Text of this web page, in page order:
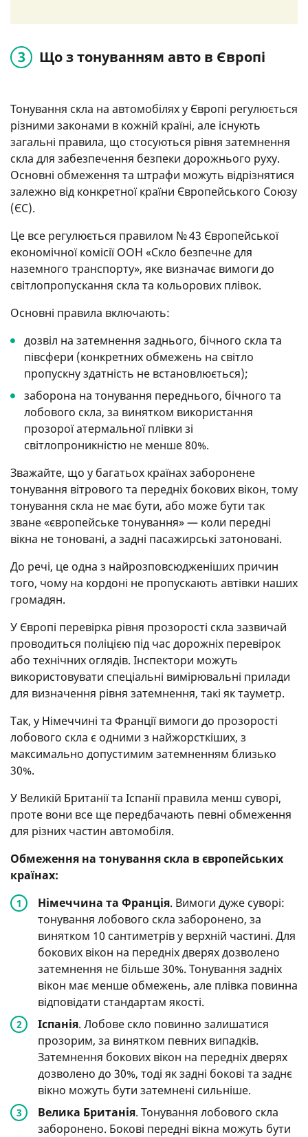
Що з тонуванням авто в Європі
Тонування скла на автомобілях у Європі регулюється
різними законами в кожній країні, але існують
загальні правила, що стосуються рівня затемнення
скла для забезпечення безпеки дорожнього руху.
Основні обмеження та штрафи можуть відрізнятися
залежно від конкретної країни Європейського Союзу
(ЄС).
Це все регулюється правилом № 43 Європейської
економічної комісії ООН «Скло безпечне для
наземного транспорту», яке визначає вимоги до
світлопропускання скла та кольорових плівок.
Основні правила включають:
дозвіл на затемнення заднього, бічного скла та
півсфери (конкретних обмежень на світло
пропускну здатність не встановлюється);
заборона на тонування переднього, бічного та
лобового скла, за винятком використання
прозорої атермальної плівки зі
світлопроникністю не менше 80%.
Зважайте, що у багатьох країнах заборонене
тонування вітрового та передніх бокових вікон, тому
тонування скла не має бути, або може бути так
зване «європейське тонування» — коли передні
вікна не тоновані, а задні пасажирські затоновані.
До речі, це одна з найрозповсюдженіших причин
того, чому на кордоні не пропускають автівки наших
громадян.
У Європі перевірка рівня прозорості скла зазвичай
проводиться поліцією під час дорожніх перевірок
або технічних оглядів. Інспектори можуть
використовувати спеціальні вимірювальні прилади
для визначення рівня затемнення, такі як тауметр.
Так, у Німеччині та Франції вимоги до прозорості
лобового скла є одними з найжорсткіших, з
максимально допустимим затемненням близько
30%.
У Великій Британії та Іспанії правила менш суворі,
проте вони все ще передбачають певні обмеження
для різних частин автомобіля.
Обмеження на тонування скла в європейських
країнах:
Німеччина та Франція. Вимоги дуже суворі:
тонування лобового скла заборонено, за
винятком 10 сантиметрів у верхній частині. Для
бокових вікон на передніх дверях дозволено
затемнення не більше 30%. Тонування задніх
вікон має менше обмежень, але плівка повинна
відповідати стандартам якості.
Іспанія. Лобове скло повинно залишатися
прозорим, за винятком певних випадків.
Затемнення бокових вікон на передніх дверях
дозволено до 30%, тоді як задні бокові та заднє
вікно можуть бути затемнені сильніше.
Велика Британія. Тонування лобового скла
заборонено. Бокові передні вікна можуть бути